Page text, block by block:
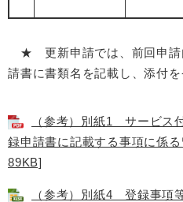
★ 更新申請では、前回申請
請書に書類名を記載し、添付を
（参考）別紙1 サービス
録申請書に記載する事項に係
89KB]
（参考）別紙4 登録事項